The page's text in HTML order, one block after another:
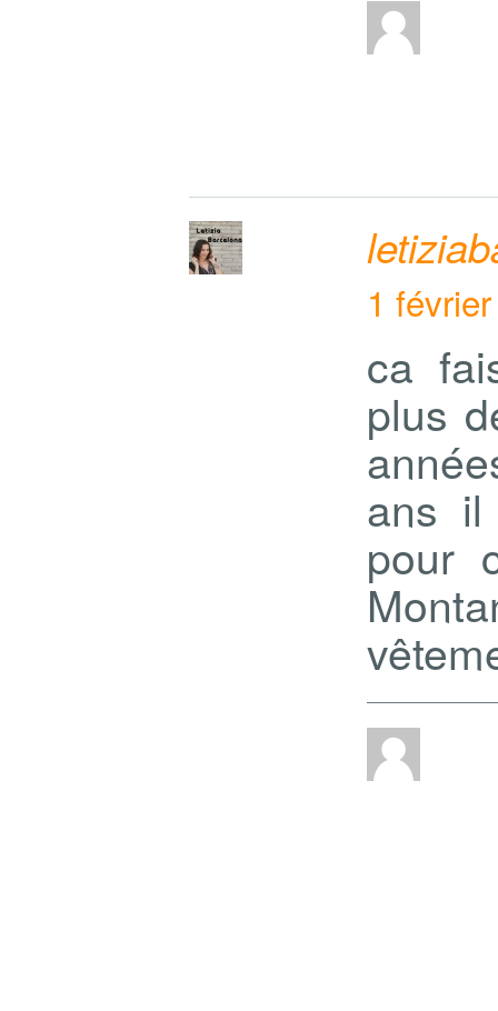
1
ca
plus
ans
pour